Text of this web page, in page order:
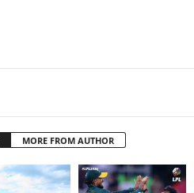
MORE FROM AUTHOR